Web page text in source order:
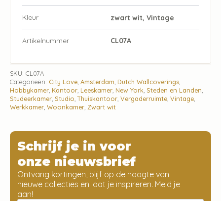
Kleur zwart wit, Vintage
Artikelnummer CL07A
SKU: CL07A
Categorieën: City Love Amsterdam Dutch Wallcoverings
Hobbykamer Kantoor Leeskamer New York Steden en Landen
Studeerkamer Studio ,Thuiskantoor Vergaderruimte Vintage
Werkkamer Woonkamer Zwart wit
Schrijf je in voor
onze nieuwsbrief
Ontvang kortingen, blijf op de hoogte van
nieuwe collecties en laat je inspireren. Meld je
aan!